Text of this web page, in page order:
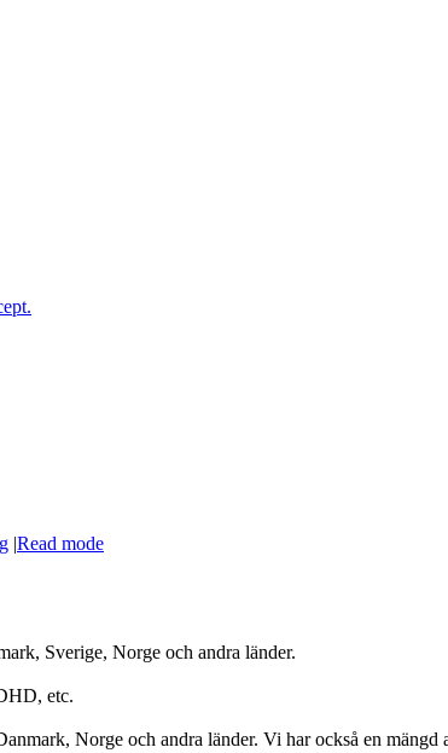
|Read mode
Sverige, Norge och andra länder.
etc.
Norge och andra länder. Vi har också en mängd